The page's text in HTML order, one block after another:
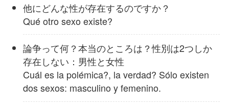
他にどんな性が存在するのですか？
Qué otro sexo existe?
論争って何？本当のところは？性別は2つしか
存在しない：男性と女性
Cuál es la polémica?, la verdad? Sólo existen
dos sexos: masculino y femenino.